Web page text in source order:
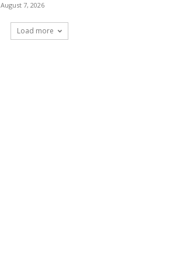
August 7, 2026
Load more